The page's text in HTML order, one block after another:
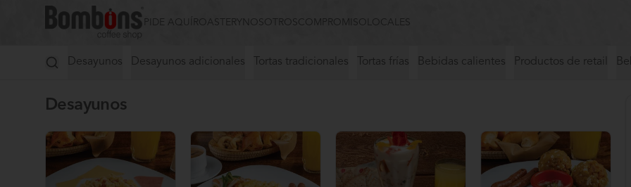
PIDE AQUÍ ROASTERY NOSOTROSCOMPROMISO LOCALES
Desayunos Desayunos adicionales Tortas tradicionales Tortas frías Bebidas calientes Productos de retail
Desayunos